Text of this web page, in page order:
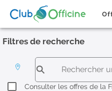
Filtres de recherche
Consulter les offres de la